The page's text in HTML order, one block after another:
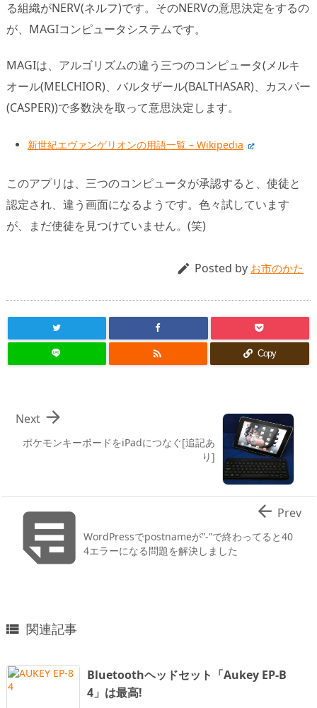
る組織がNERV(ネルフ)です。そのNERVの意思決定をするの
が、MAGIコンピュータシステムです。
MAGIは、アルゴリズムの違う三つのコンピュータ(メルキ
オール(MELCHIOR)、バルタザール(BALTHASAR)、カスパー
(CASPER))で多数決を取って意思決定します。
新世紀エヴァンゲリオンの用語一覧 – Wikipedia
このアプリは、三つのコンピュータが承認すると、使徒と
認定され、違う画面になるようです。色々試しています
が、まだ使徒を見つけていません。(笑)
 Posted by お市のかた
 Copy
ポケモンキーボードをiPadにつなぐ[追記あ
り]

Next
WordPressでpostnameが”-”で終わってると40
4エラーになる問題を解決しました
 Prev
 関連記事
Bluetoothヘッドセット「Aukey EP-B
4」は最高!